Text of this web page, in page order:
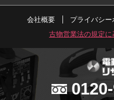
会社概要 プライバシー
古物営業法の規定